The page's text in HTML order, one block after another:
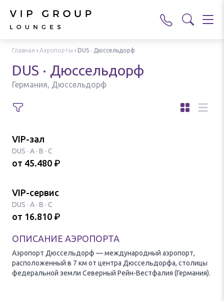
Главная › Аэропорты › DUS · Дюссельдорф
DUS · Дюссельдорф
Германия, Дюссельдорф
VIP-зал
DUS · A · B · C
от 45.480 ₽
VIP-сервис
DUS · A · B · C
от 16.810 ₽
ОПИСАНИЕ АЭРОПОРТА
Аэропорт Дюссельдорф — международный аэропорт,
расположенный в 7 км от центра Дюссельдорфа, столицы
федеральной земли Северный Рейн-Вестфалия (Германия).